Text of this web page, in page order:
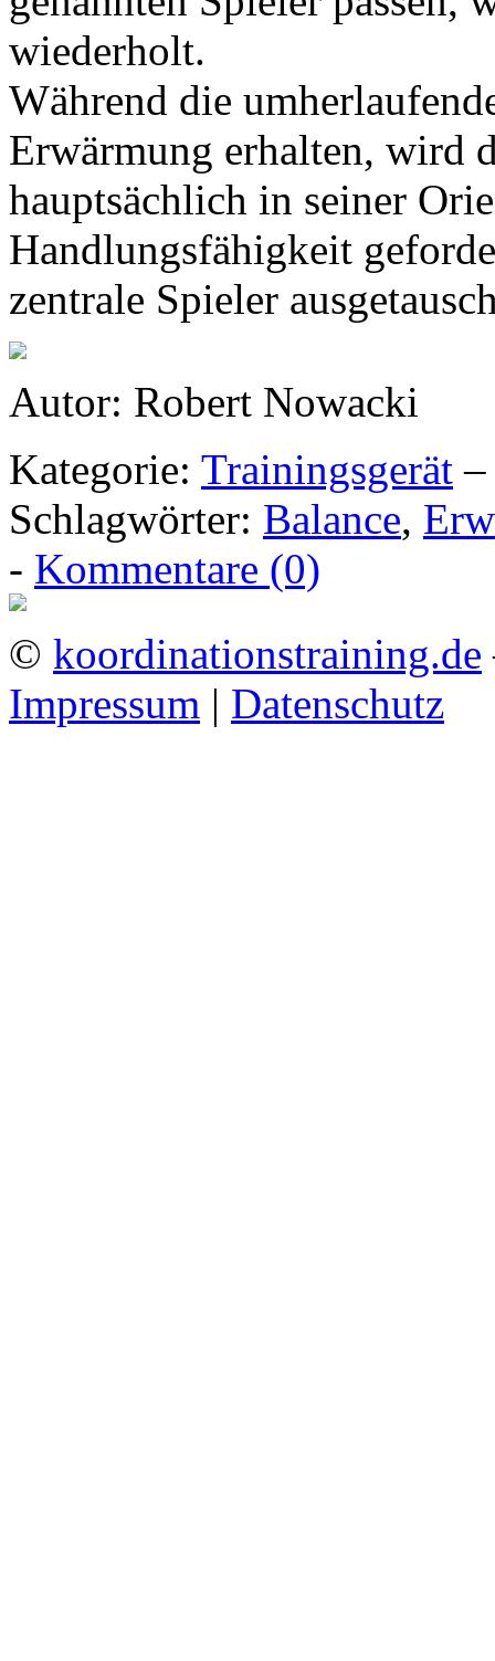
wiederholt.
Während die
Erwärmung erhalten, wird
hauptsächlich in seiner
Handlungsfähigkeit
zentrale Spieler
Autor: Robert Nowacki
Kategorie: Trainingsgerät
Schlagwörter: Balance,
- Kommentare (0)
© koordinationstraining.de
Impressum | Datenschutz